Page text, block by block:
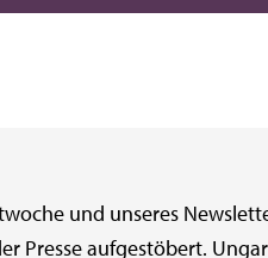
und unseres
Presse aufgestöbert.